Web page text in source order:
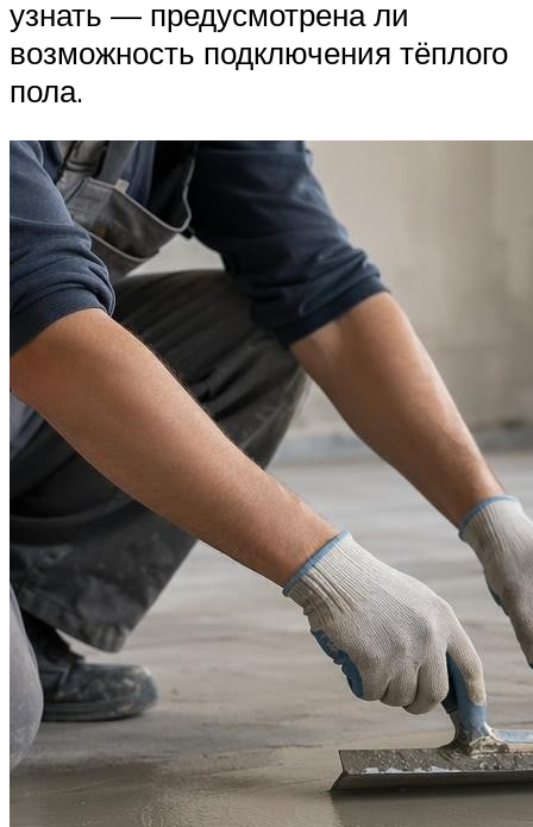
узнать — предусмотрена ли
возможность подключения тёплого
пола.